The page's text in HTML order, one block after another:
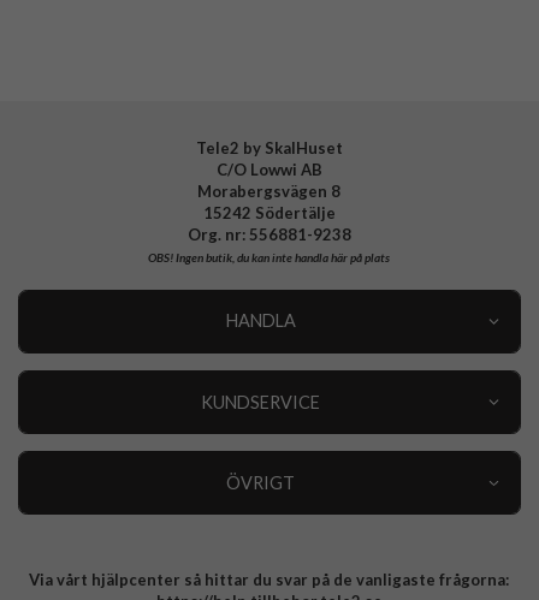
Tele2 by SkalHuset
C/O Lowwi AB
Morabergsvägen 8
15242 Södertälje
Org. nr: 556881-9238
OBS!Ingen butik, du kan inte handla här på plats
HANDLA
KUNDSERVICE
ÖVRIGT
Integritetspolicy
Via vårt hjälpcenter så hittar du svar på de vanligaste frågorna: